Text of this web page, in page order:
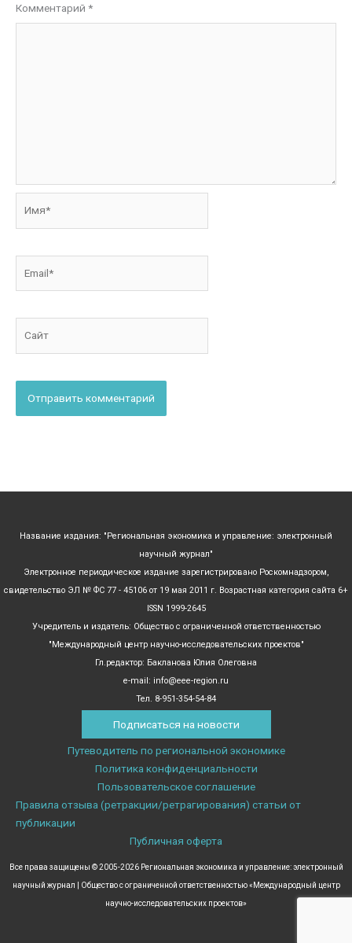
Комментарий *
Название издания: "Региональная экономика и управление: электронный
научный журнал"
Электронное периодическое издание зарегистрировано Роскомнадзором,
свидетельство ЭЛ № ФС 77 - 45106 от 19 мая 2011 г. Возрастная категория сайта 6+
ISSN 1999-2645
Учредитель и издатель: Общество с ограниченной ответственностью
"Международный центр научно-исследовательских проектов"
Гл.редактор: Бакланова Юлия Олеговна
e-mail: info@eee-region.ru
Тел. 8-951-354-54-84
Подписаться на новости
Путеводитель по региональной экономике
Политика конфиденциальности
Пользовательское соглашение
Правила отзыва (ретракции/ретрагирования) статьи от
публикации
Публичная оферта
Все права защищены © 2005-2026 Региональная экономика и управление: электронный
научный журнал | Общество с ограниченной ответственностью «Международный центр
научно-исследовательских проектов»